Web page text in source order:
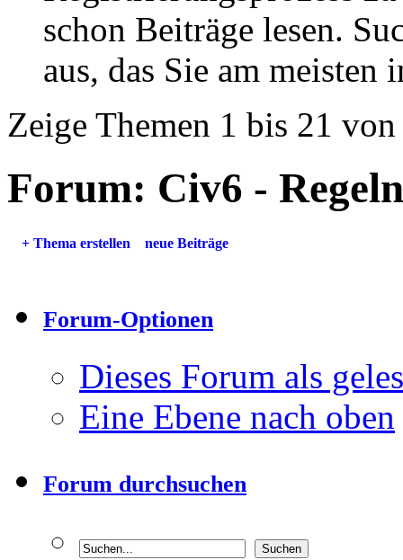
schon Beiträge lesen.
aus, das Sie am meisten
Zeige Themen 1 bis 21
Forum: Civ6 - Regeln
+ Thema erstellen neue Beiträge
Forum-Optionen
Dieses Forum als
Eine Ebene nach oben
Forum durchsuchen